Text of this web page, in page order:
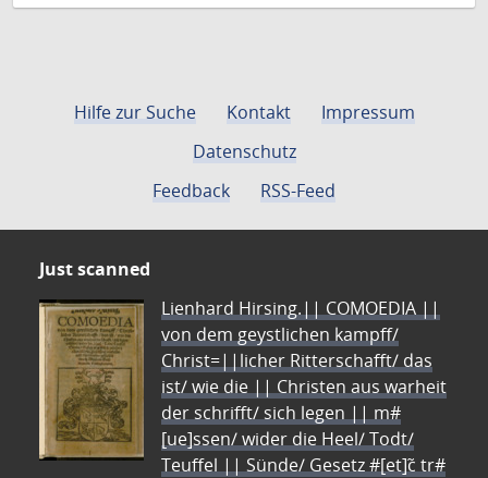
Hilfe zur Suche Kontakt
Impressum
Datenschutz
Feedback
RSS-Feed
Just scanned
Lienhard Hirsing.|| COMOEDIA ||
von dem geystlichen kampff/
Christ=||licher Ritterschafft/ das
ist/ wie die || Christen aus warheit
der schrifft/ sich legen || m#
[ue]ssen/ wider die Heel/ Todt/
Teuffel || Sünde/ Gesetz #[et]c̃ tr#